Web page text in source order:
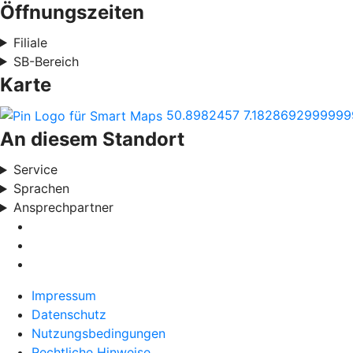
Öffnungszeiten
Filiale
SB-Bereich
Karte
50.8982457
An diesem Standort
Service
Sprachen
Ansprechpartner
Impressum
Datenschutz
Nutzungsbedingungen